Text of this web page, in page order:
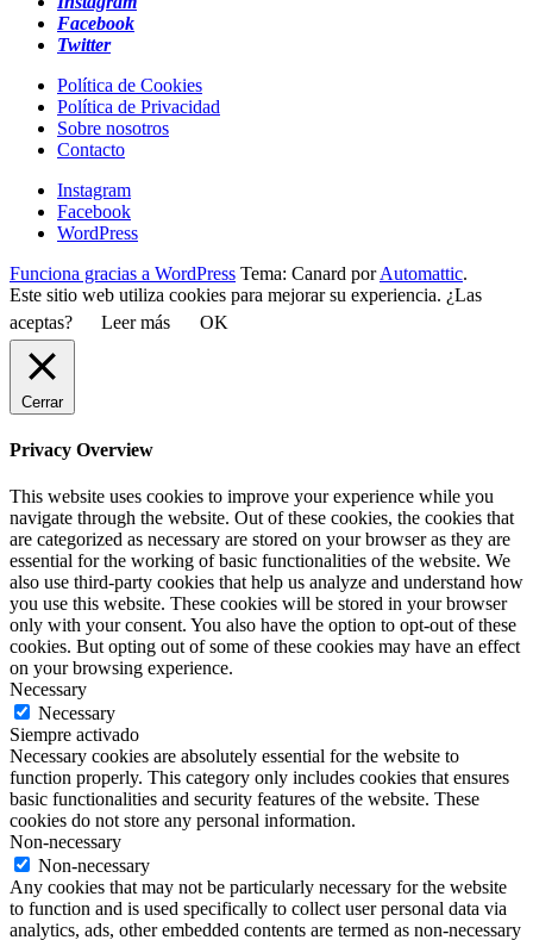
Facebook
Twitter
Política de Cookies
Política de Privacidad
Sobre nosotros
Contacto
Instagram
Facebook
WordPress
Funciona gracias a WordPress Tema: Canard porAutomattic.
Este sitio web utiliza cookies para mejorar su experiencia. ¿Las
aceptas?
Leer más OK
Cerrar
Privacy Overview
This website uses cookies to improve your experience while you
navigate through the website. Out of these cookies, the cookies that
are categorized as necessary are stored on your browser as they are
essential for the working of basic functionalities of the website. We
also use third-party cookies that help us analyze and understand how
you use this website. These cookies will be stored in your browser
only with your consent. You also have the option to opt-out of these
cookies. But opting out of some of these cookies may have an effect
on your browsing experience.
Necessary
Necessary
Siempre activado
Necessary cookies are absolutely essential for the website to
function properly. This category only includes cookies that ensures
basic functionalities and security features of the website. These
cookies do not store any personal information.
Non-necessary
Non-necessary
Any cookies that may not be particularly necessary for the website
to function and is used specifically to collect user personal data via
analytics, ads, other embedded contents are termed as non-necessary